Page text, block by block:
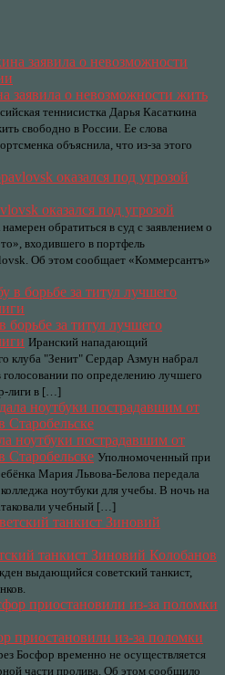
заявила о невозможности жить
теннисистка Дарья Касаткина
свободно в России. Ее слова
объяснила, что из-за этого
оказался под угрозой
обратиться в суд с заявлением о
входившего в портфель
Об этом сообщает «Коммерсантъ»
за титул лучшего
Иранский нападающий
клуба "Зенит" Сердар Азмун набрал
по определению лучшего
лиги в […]
ноутбуки пострадавшим от
Старобельске Уполномоченный при
Мария Львова-Белова передала
ноутбуки для учебы. В ночь на
учебный […]
танкист Зиновий Колобанов
выдающийся советский танкист,
приостановили из-за поломки
Босфор временно не осуществляется
части пролива. Об этом сообщило